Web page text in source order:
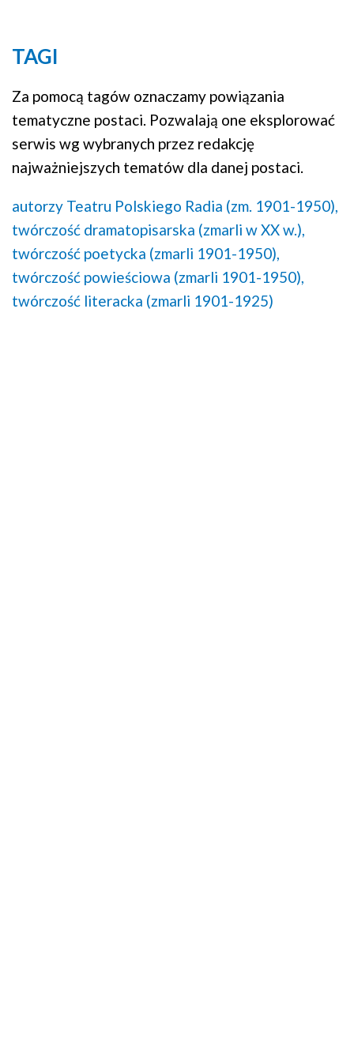
TAGI
Za pomocą tagów oznaczamy powiązania
tematyczne postaci. Pozwalają one eksplorować
serwis wg wybranych przez redakcję
najważniejszych tematów dla danej postaci.
autorzy Teatru Polskiego Radia (zm. 1901-1950),
twórczość dramatopisarska (zmarli w XX w.),
twórczość poetycka (zmarli 1901-1950),
twórczość powieściowa (zmarli 1901-1950),
twórczość literacka (zmarli 1901-1925)